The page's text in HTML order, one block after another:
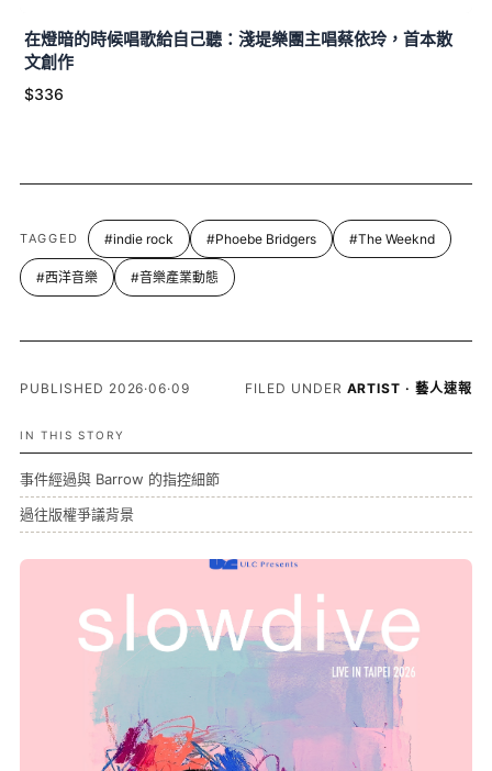
在燈暗的時候唱歌給自己聽：淺堤樂團主唱蔡依玲，首本散
文創作
$336
TAGGED #indie rock #Phoebe Bridgers #The Weeknd
#西洋音樂 #音樂產業動態
PUBLISHED 2026·06·09 FILED UNDER ARTIST · 藝人速報
IN THIS STORY
事件經過與 Barrow 的指控細節
過往版權爭議背景